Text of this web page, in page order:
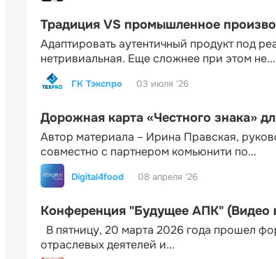
Традиция VS промышленное
Адаптировать аутентичный продукт под
нетривиальная. Еще сложнее при этом не...
ГК Тэкспро 03 июля '26
Дорожная карта «Честного знака»
Автор материала – Ирина Правская,
совместно с партнером комьюнити по...
Digital4food 08 апреля '26
Конференция "Будущее АПК" (Видео
В пятницу, 20 марта 2026 года прошел
отраслевых деятелей и...